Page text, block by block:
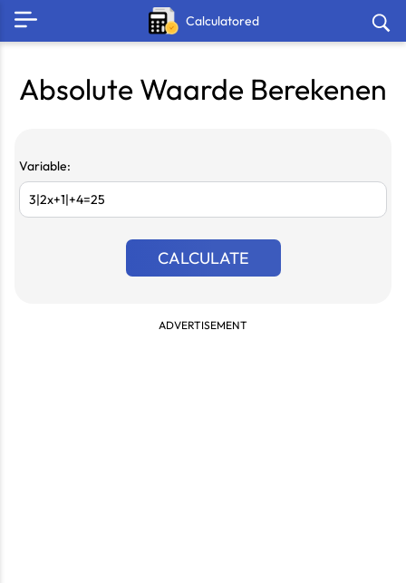
Calculatored
Absolute Waarde Berekenen
Variable:
CALCULATE
ADVERTISEMENT